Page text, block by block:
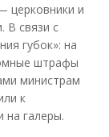
церковники и
В связи с
губок»: на
штрафы
министрам
к
на галеры.